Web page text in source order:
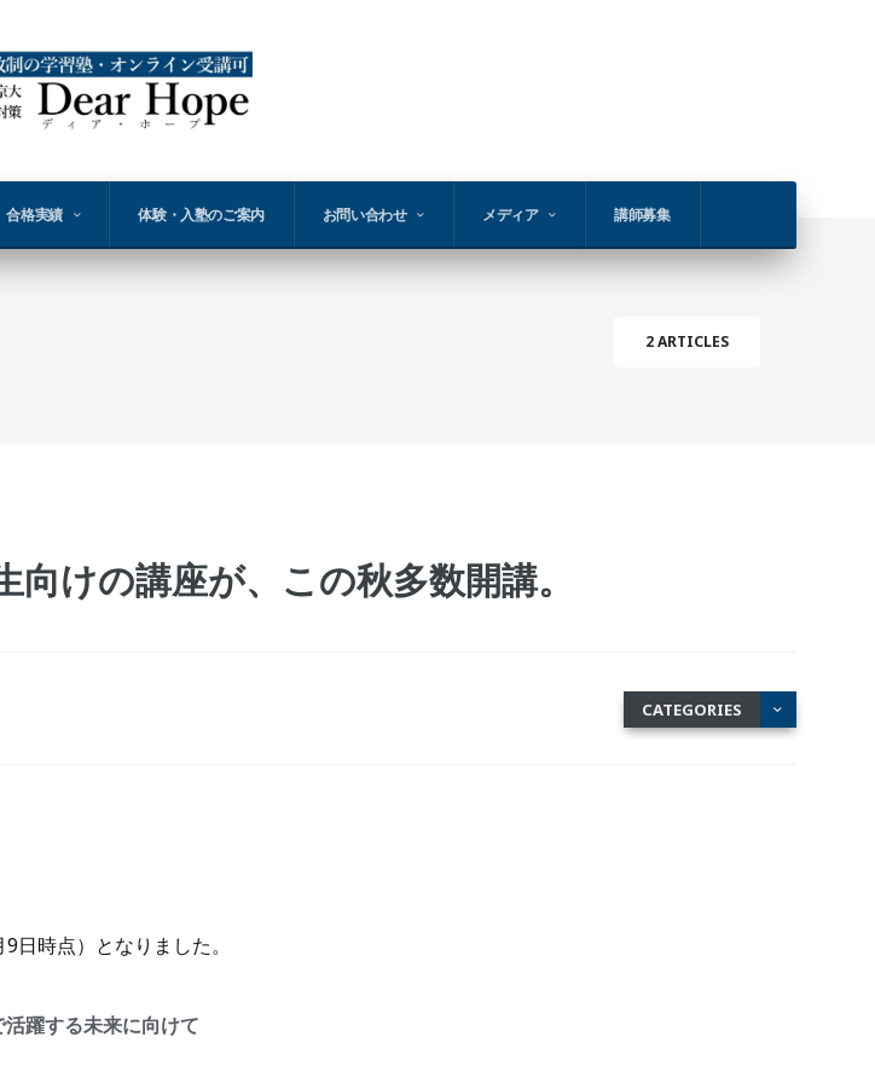
合格実績 体験・入塾のご案内 お問い合わせ メディア 講師募集
2 ARTICLES
けの講座が、この秋多数開講。
CATEGORIES
時点）となりました。
躍する未来に向けて